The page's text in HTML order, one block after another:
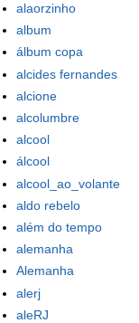
alaorzinho
album
álbum copa
alcides fernandes
alcione
alcolumbre
alcool
álcool
alcool_ao_volante
aldo rebelo
além do tempo
alemanha
Alemanha
alerj
aleRJ